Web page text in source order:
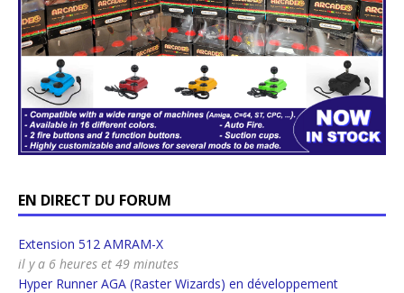
EN DIRECT DU FORUM
Extension 512 AMRAM-X
il y a 6 heures et 49 minutes
Hyper Runner AGA (Raster Wizards) en développement